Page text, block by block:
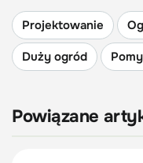
Projektowanie
Duży ogród
Powiązane